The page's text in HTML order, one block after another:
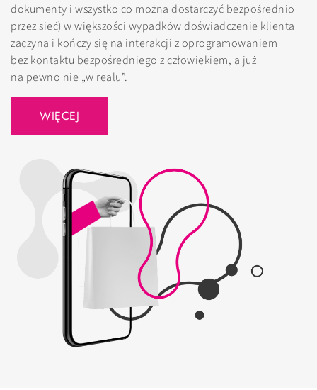
dokumenty i wszystko co można dostarczyć bezpośrednio
przez sieć) w większości wypadków doświadczenie klienta
zaczyna i kończy się na interakcji z oprogramowaniem
bez kontaktu bezpośredniego z człowiekiem, a już
na pewno nie „w realu”.
WIĘCEJ